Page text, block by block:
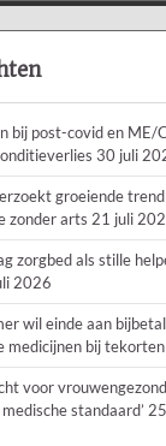
bij post-covid en ME/
30 juli
groeiende
zonder arts 21 juli
zorgbed als stille
2026
wil einde aan
medicijnen bij tekorten
voor
standaard’